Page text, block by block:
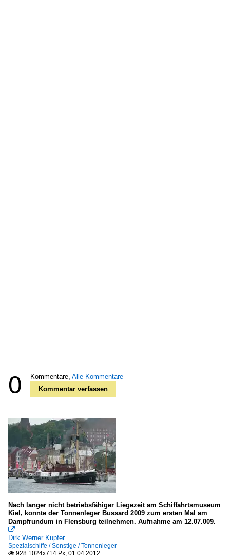
0 Kommentare, Alle Kommentare
Kommentar verfassen
Nach langer nicht betriebsfähiger Liegezeit am Schiffahrtsmuseum
Kiel, konnte der Tonnenleger Bussard 2009 zum ersten Mal am
Dampfrundum in Flensburg teilnehmen. Aufnahme am 12.07.009.

Dirk Werner Kupfer
Spezialschiffe / Sonstige / Tonnenleger
 928 1024x714 Px, 01.04.2012